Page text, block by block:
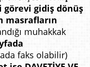
gidiş dönüş
masrafların
muhakkak
faks olabilir)